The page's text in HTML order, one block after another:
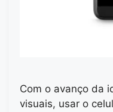
Com o avanço da
visuais, usar o